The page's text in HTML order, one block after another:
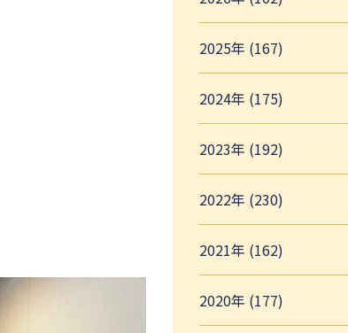
2025年 (167)
2024年 (175)
2023年 (192)
2022年 (230)
2021年 (162)
2020年 (177)